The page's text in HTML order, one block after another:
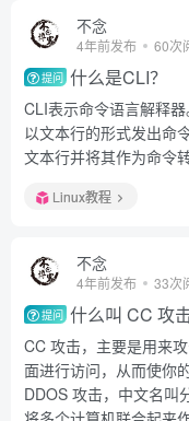
不念
4年前发布 60次
提问 什么是CLI？
CLI表示命令语言解释
以文本行的形式发出命
文本行并将其作为命令
Linux教程
不念
4年前发布 33次
提问 什么叫 CC 攻
CC 攻击，主要是用来
面进行访问，从而使你
DDOS 攻击，中文名叫